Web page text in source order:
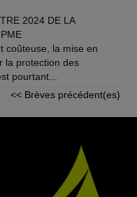
2024 DE LA
coûteuse, la mise en
la protection des
pourtant...
<< Brèves précédent(es)